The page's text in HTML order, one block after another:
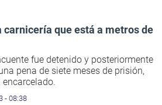
carnicería que está a metros de
fue detenido y posteriormente
pena de siete meses de prisión,
- 08:38